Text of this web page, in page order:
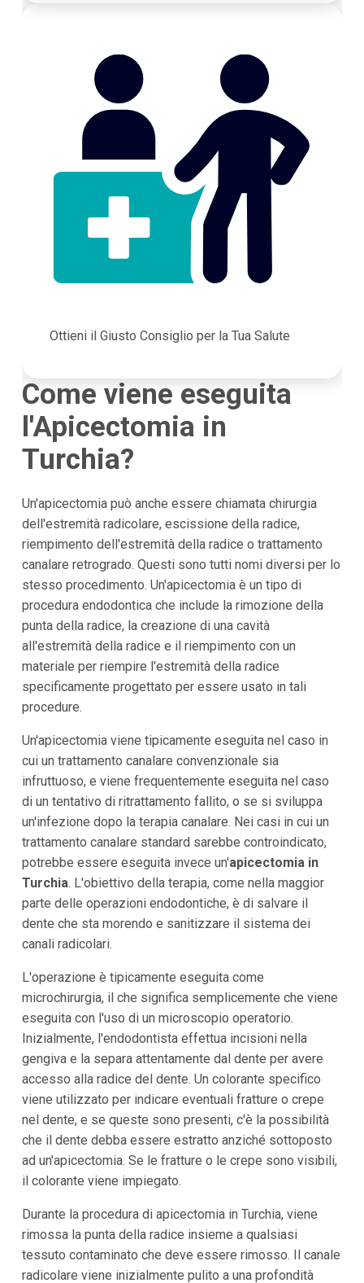
Ottieni il Giusto Consiglio per la Tua Salute
Come viene eseguita
l'Apicectomia in
Turchia?
Un'apicectomia può anche essere chiamata chirurgia
dell'estremità radicolare, escissione della radice,
riempimento dell'estremità della radice o trattamento
canalare retrogrado. Questi sono tutti nomi diversi per lo
stesso procedimento. Un'apicectomia è un tipo di
procedura endodontica che include la rimozione della
punta della radice, la creazione di una cavità
all'estremità della radice e il riempimento con un
materiale per riempire l'estremità della radice
specificamente progettato per essere usato in tali
procedure.
Un'apicectomia viene tipicamente eseguita nel caso in
cui un trattamento canalare convenzionale sia
infruttuoso, e viene frequentemente eseguita nel caso
di un tentativo di ritrattamento fallito, o se si sviluppa
un'infezione dopo la terapia canalare. Nei casi in cui un
trattamento canalare standard sarebbe controindicato,
potrebbe essere eseguita invece un'apicectomia in
Turchia. L'obiettivo della terapia, come nella maggior
parte delle operazioni endodontiche, è di salvare il
dente che sta morendo e sanitizzare il sistema dei
canali radicolari.
L'operazione è tipicamente eseguita come
microchirurgia, il che significa semplicemente che viene
eseguita con l'uso di un microscopio operatorio.
Inizialmente, l'endodontista effettua incisioni nella
gengiva e la separa attentamente dal dente per avere
accesso alla radice del dente. Un colorante specifico
viene utilizzato per indicare eventuali fratture o crepe
nel dente, e se queste sono presenti, c'è la possibilità
che il dente debba essere estratto anziché sottoposto
ad un'apicectomia. Se le fratture o le crepe sono visibili,
il colorante viene impiegato.
Durante la procedura di apicectomia in Turchia, viene
rimossa la punta della radice insieme a qualsiasi
tessuto contaminato che deve essere rimosso. Il canale
radicolare viene inizialmente pulito a una profondità